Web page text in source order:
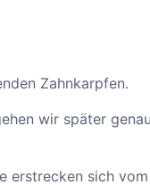
Zahnkarpfen.
wir später
sich